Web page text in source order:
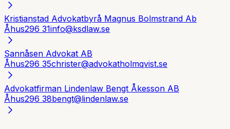
Kristianstad Advokatbyrå Magnus Bolmstrand Ab
Åhus296 31info@ksdlaw.se
Sannåsen Advokat AB
Åhus296 35christer@advokatholmqvist.se
Advokatfirman Lindenlaw Bengt Åkesson AB
Åhus296 38bengt@lindenlaw.se